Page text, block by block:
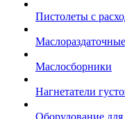
Пистолеты с
Маслосборники
Нагнетатели
Оборудование